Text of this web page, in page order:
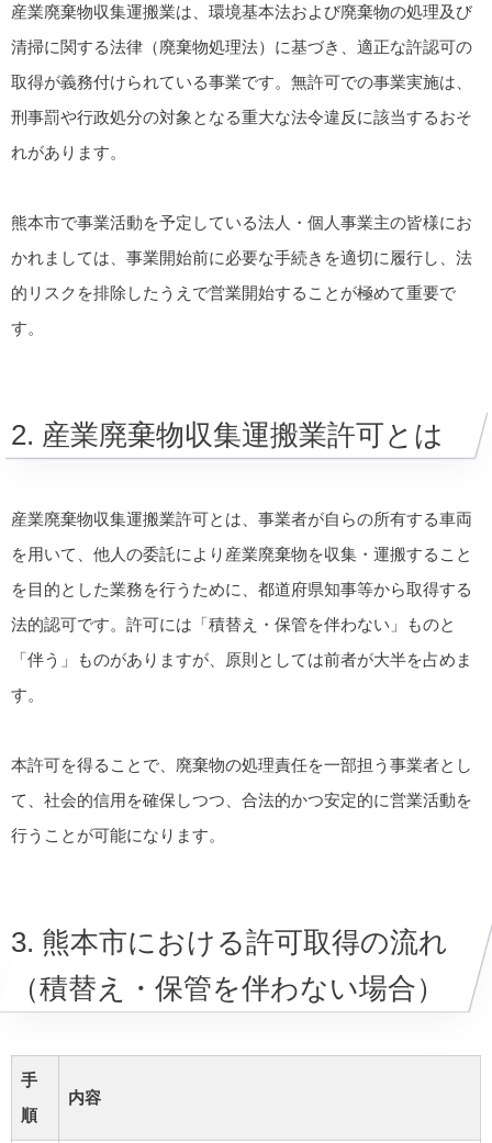
産業廃棄物収集運搬業は、環境基本法および廃棄物の処理及び
清掃に関する法律（廃棄物処理法）に基づき、適正な許認可の
取得が義務付けられている事業です。無許可での事業実施は、
刑事罰や行政処分の対象となる重大な法令違反に該当するおそ
れがあります。
熊本市で事業活動を予定している法人・個人事業主の皆様にお
かれましては、事業開始前に必要な手続きを適切に履行し、法
的リスクを排除したうえで営業開始することが極めて重要で
す。
2. 産業廃棄物収集運搬業許可とは
産業廃棄物収集運搬業許可とは、事業者が自らの所有する車両
を用いて、他人の委託により産業廃棄物を収集・運搬すること
を目的とした業務を行うために、都道府県知事等から取得する
法的認可です。許可には「積替え・保管を伴わない」ものと
「伴う」ものがありますが、原則としては前者が大半を占めま
す。
本許可を得ることで、廃棄物の処理責任を一部担う事業者とし
て、社会的信用を確保しつつ、合法的かつ安定的に営業活動を
行うことが可能になります。
3. 熊本市における許可取得の流れ
（積替え・保管を伴わない場合）
手
順
内容